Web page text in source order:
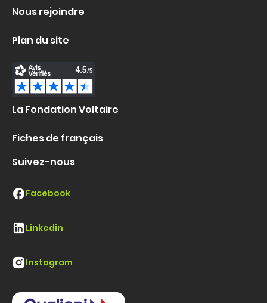
Nous rejoindre
Plan du site
La Fondation Voltaire
Fiches de français
Suivez-nous
Facebook
Linkedin
Instagram